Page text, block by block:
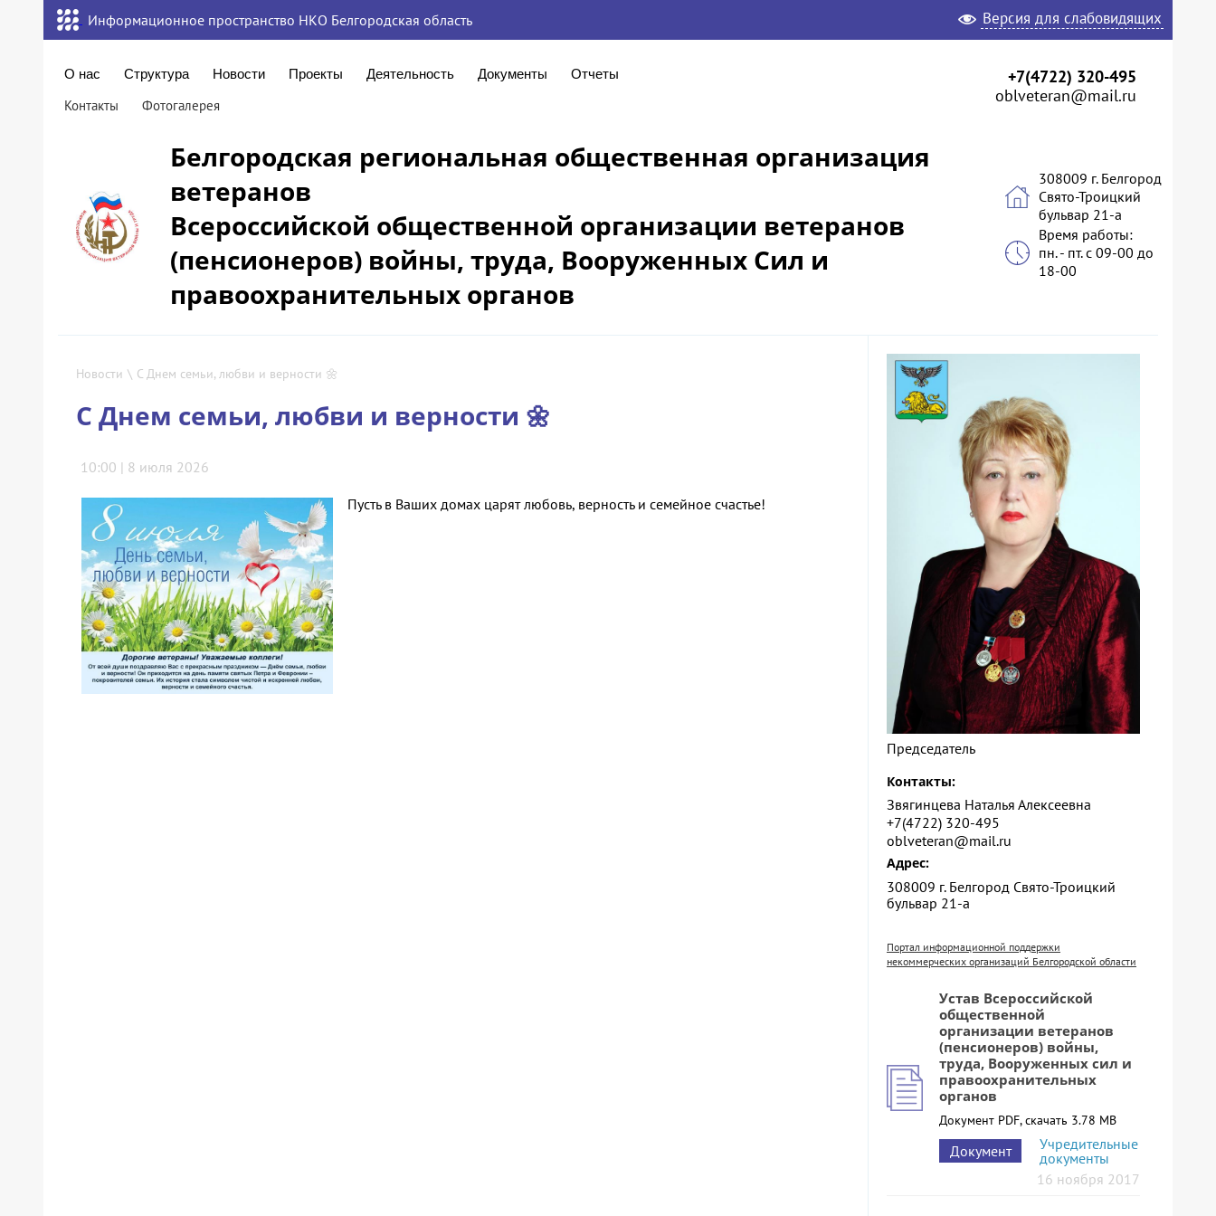
Информационное пространство НКО Белгородская область Версия для слабовидящих
О нас Структура Новости Проекты Деятельность Документы Отчеты
Контакты Фотогалерея
+7(4722) 320-495
oblveteran@mail.ru
Белгородская региональная общественная организация
ветеранов
Всероссийской общественной организации ветеранов
(пенсионеров) войны, труда, Вооруженных Сил и
правоохранительных органов
308009 г. Белгород
Свято-Троицкий
бульвар 21-а
Время работы:
пн. - пт. с 09-00 до
18-00
Новости \ С Днем семьи, любви и верности 🌼
С Днем семьи, любви и верности 🌼
10:00 | 8 июля 2026
Пусть в Ваших домах царят любовь, верность и семейное счастье!
Председатель
Контакты:
Звягинцева Наталья Алексеевна
+7(4722) 320-495
oblveteran@mail.ru
Адрес:
308009 г. Белгород Свято-Троицкий
бульвар 21-а
Портал информационной поддержки
некоммерческих организаций Белгородской области
Устав Всероссийской
общественной
организации ветеранов
(пенсионеров) войны,
труда, Вооруженных сил и
правоохранительных
органов
Документ PDF, скачать 3.78 MB
Документ
Учредительные
документы
16 ноября 2017